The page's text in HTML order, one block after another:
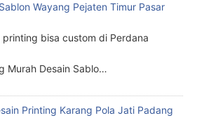
Wayang Pejaten Timur Pasar
bisa custom di Perdana
Murah Desain Sablo…
Printing Karang Pola Jati Padang